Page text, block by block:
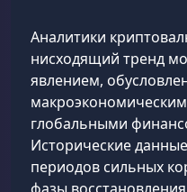
Аналитики
нисходящий тренд
явлением,
глобальными
Исторические
периодов сильных